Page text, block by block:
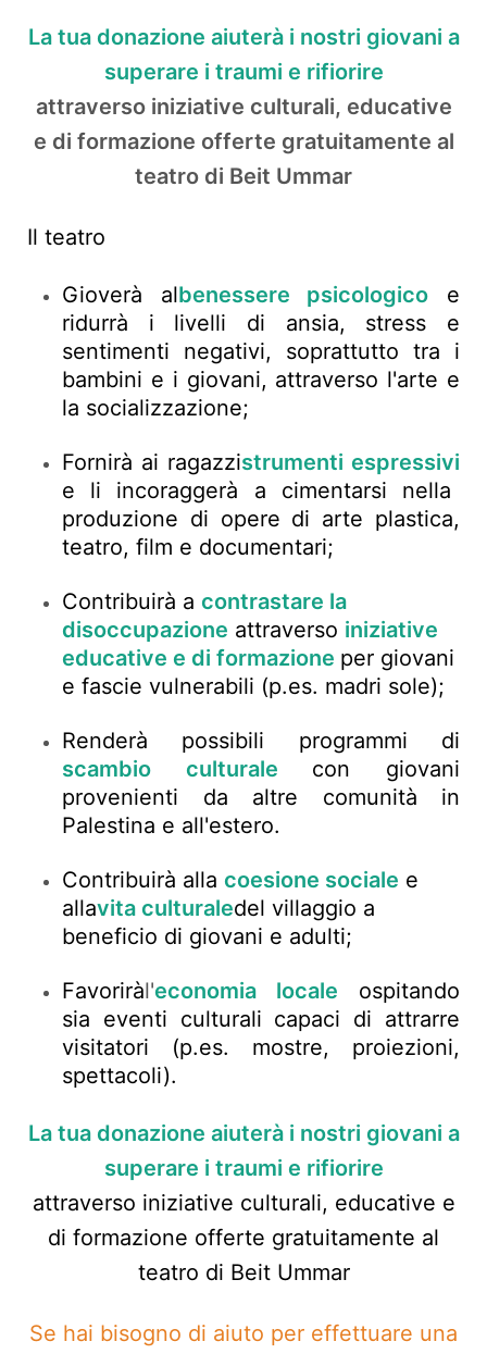
La tua donazione aiuterà i nostri giovani a
superare i traumi e rifiorire
attraverso iniziative culturali, educative
e di formazione offerte gratuitamente al
teatro di Beit Ummar
Il teatro
Gioverà albenessere psicologico e
ridurrà i livelli di ansia, stress e
sentimenti negativi, soprattutto tra i
bambini e i giovani, attraverso l'arte e
la socializzazione;
Fornirà ai ragazzistrumenti espressivi
e li incoraggerà a cimentarsi nella
produzione di opere di arte plastica,
teatro, film e documentari;
Contribuirà a contrastare la
disoccupazione attraverso iniziative
educative e di formazione per giovani
e fascie vulnerabili (p.es. madri sole);
Renderà possibili programmi di
scambio culturale con giovani
provenienti da altre comunità in
Palestina e all'estero.
Contribuirà alla coesione sociale e
allavita culturaledel villaggio a
beneficio di giovani e adulti;
Favoriràl'economia locale ospitando
sia eventi culturali capaci di attrarre
visitatori (p.es. mostre, proiezioni,
spettacoli).
La tua donazione aiuterà i nostri giovani a
superare i traumi e rifiorire
attraverso iniziative culturali, educative e
di formazione offerte gratuitamente al
teatro di Beit Ummar
Se hai bisogno di aiuto per effettuare una